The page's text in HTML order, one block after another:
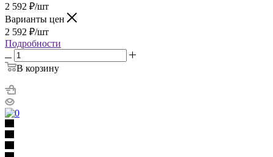
2 592 ₽/шт
Варианты цен
2 592 ₽/шт
Подробности
В корзину